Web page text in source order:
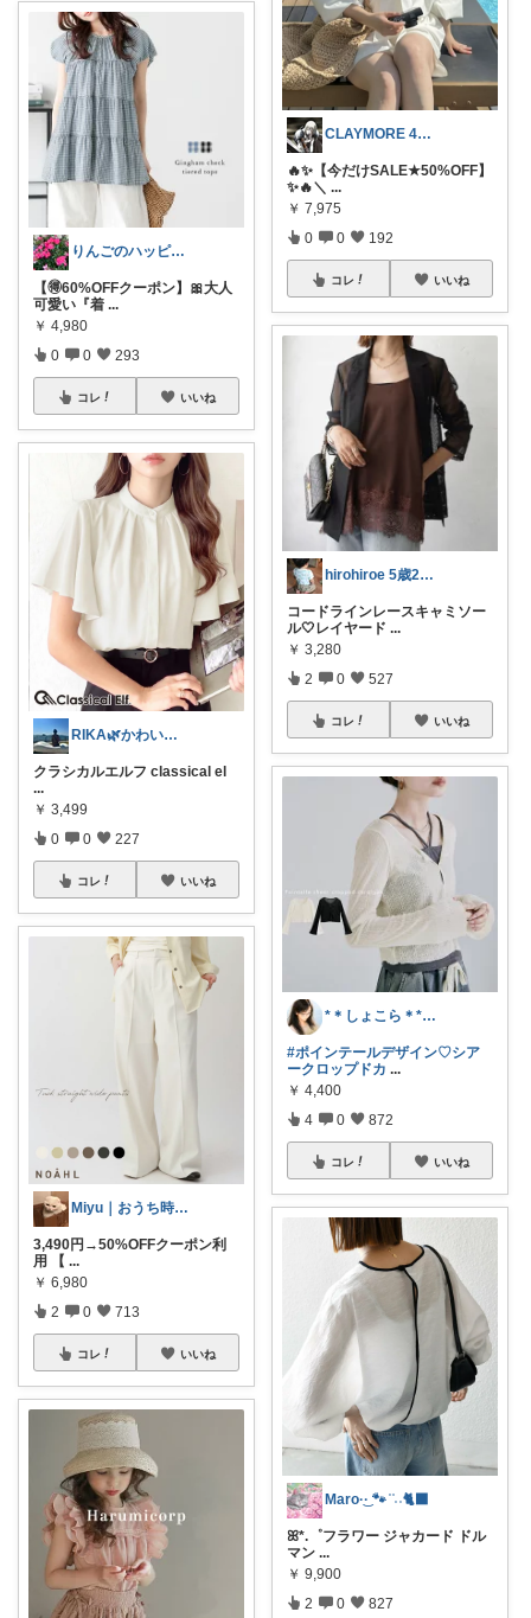
りんごのハッピールーム🍎ご購入に感謝✨
【🉐60%OFFクーポン】🎀大人
可愛い『着 ...
￥ 4,980
0 0 293
コレ いいね
RIKA🌿かわいいを集めました♡
クラシカルエルフ classical el
...
￥ 3,499
0 0 227
コレ いいね
Miyu｜おうち時間の小さな幸せ🌸
3,490円→50%OFFクーポン利
用 【 ...
￥ 6,980
2 0 713
コレ いいね
CLAYMORE 4日経由購入感謝です
🔥✨【今だけSALE★50%OFF】
✨🔥＼ ...
￥ 7,975
0 0 192
コレ いいね
hirohiroe 5歳2歳👦👧
コードラインレースキャミソー
ル🤍レイヤード ...
￥ 3,280
2 0 527
コレ いいね
*＊しょこら＊*朝コレ
#ポインテールデザイン♡シア
ークロップドカ ...
￥ 4,400
4 0 872
コレ いいね
Maro·͜· 🐾 ͗ ͗˒˒🐈‍⬛
ꕤ*.゜フラワー ジャカード ドル
マン ...
￥ 9,900
2 0 827